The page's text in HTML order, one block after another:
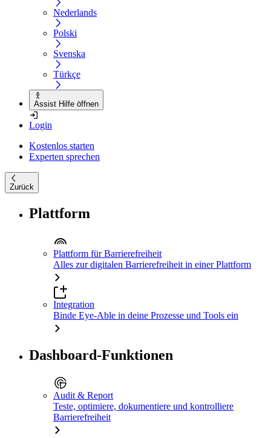
Nederlands
Polski
Svenska
Türkçe
Assist Hilfe öffnen
Login
Kostenlos starten
Experten sprechen
Zurück
Plattform
Plattform für Barrierefreiheit
Alles zur digitalen Barrierefreiheit in einer Plattform
Integration
Binde Eye-Able in deine Prozesse und Tools ein
Dashboard-Funktionen
Audit & Report
Teste, optimiere, dokumentiere und kontrolliere
Barrierefreiheit